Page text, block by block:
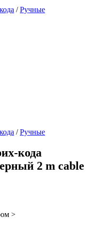
/Ручные
/Ручные
кода
2 m cable
>